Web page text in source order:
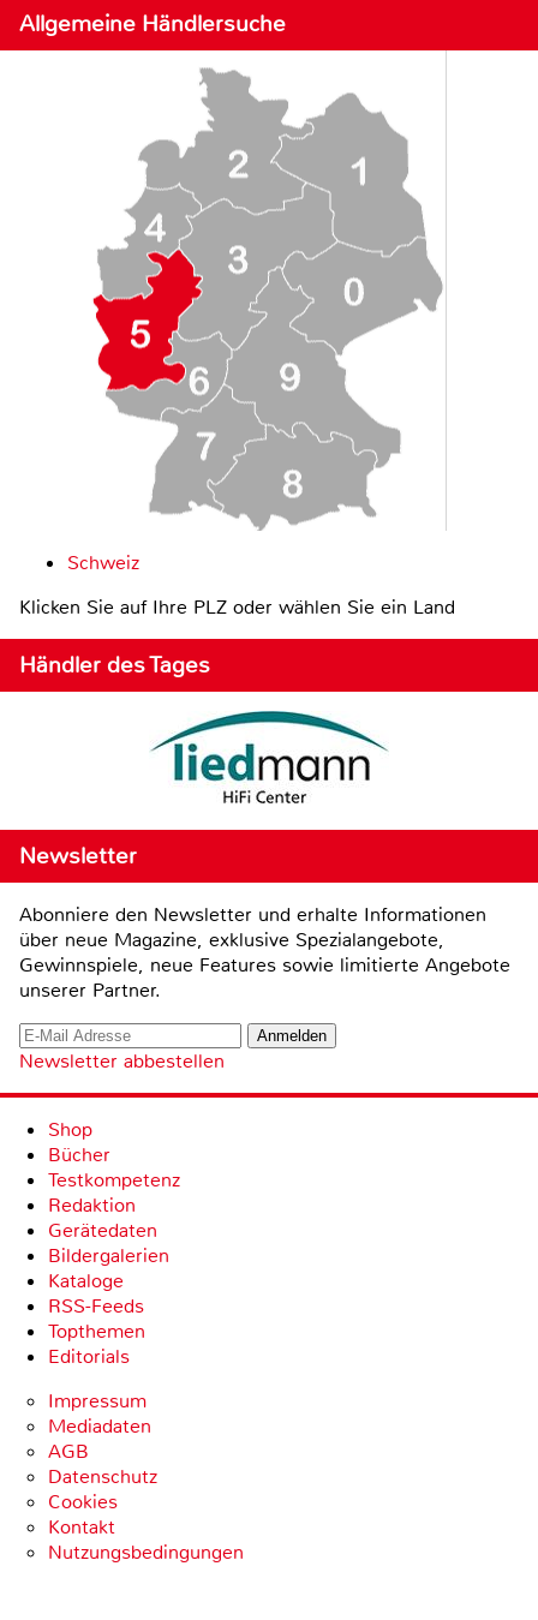
Allgemeine Händlersuche
Schweiz
Klicken Sie auf Ihre PLZ oder wählen Sie ein Land
Händler des Tages
Newsletter
Abonniere den Newsletter und erhalte Informationen
über neue Magazine, exklusive Spezialangebote,
Gewinnspiele, neue Features sowie limitierte Angebote
unserer Partner.
Newsletter abbestellen
Shop
Bücher
Testkompetenz
Redaktion
Gerätedaten
Bildergalerien
Kataloge
RSS-Feeds
Topthemen
Editorials
Impressum
Mediadaten
AGB
Datenschutz
Cookies
Kontakt
Nutzungsbedingungen